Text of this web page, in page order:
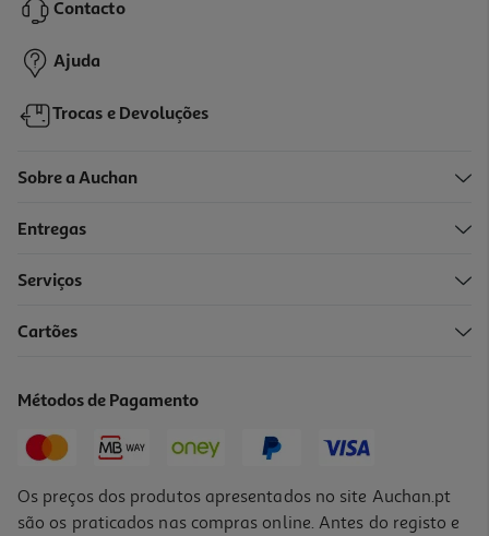
129,99 €
Contacto
Ajuda
Trocas e Devoluções
Sobre a Auchan
Entregas
Serviços
Cartões
Métodos de Pagamento
Os preços dos produtos apresentados no site Auchan.pt
são os praticados nas compras online. Antes do registo e